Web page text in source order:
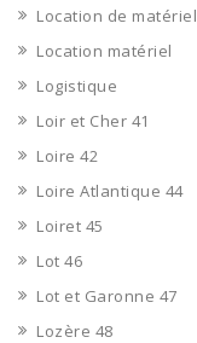
Location de matériel
Location matériel
Logistique
Loir et Cher 41
Loire 42
Loire Atlantique 44
Loiret 45
Lot 46
Lot et Garonne 47
Lozère 48